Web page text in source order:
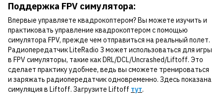
Поддержка FPV симулятора:
Впервые управляете квадрокоптером? Вы можете изучить и
практиковать управление квадрокоптером с помощью
симулятора FPV, прежде чем отправиться на реальный полет.
Радиопередатчик LiteRadio 3 может использоваться для игры
в FPV симуляторы, такие как DRL/DCL/Uncrashed/Liftoff. Это
сделает практику удобнее, ведь вы сможете тренироваться
и заряжать радиопередатчик одновременно. Здесь показана
симуляция в Liftoff. Загрузите Liftoff тут.